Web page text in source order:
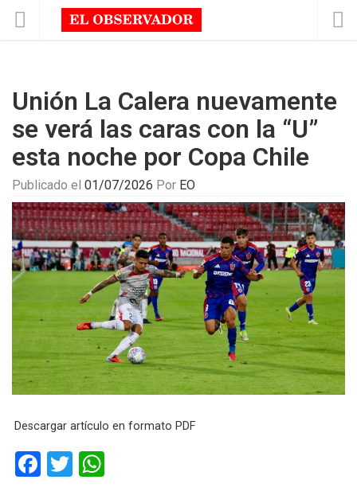
Unión La Calera nuevamente
se verá las caras con la “U”
esta noche por Copa Chile
Publicado el 01/07/2026 Por EO
Descargar artículo en formato PDF
F
T